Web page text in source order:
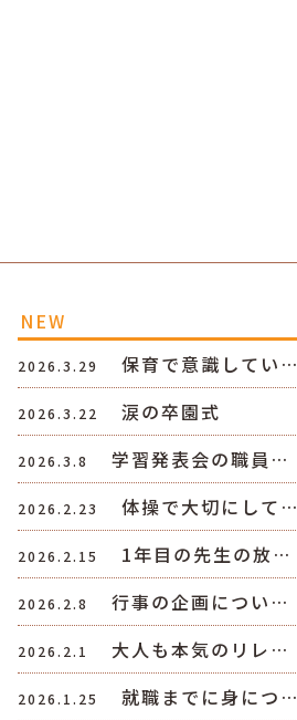
NEW
2026.3.29 保育で意識してい…
2026.3.22 涙の卒園式
2026.3.8 学習発表会の職員…
2026.2.23 体操で大切にして…
2026.2.15 1年目の先生の放…
2026.2.8 行事の企画につい…
2026.2.1 大人も本気のリレ…
2026.1.25 就職までに身につ…